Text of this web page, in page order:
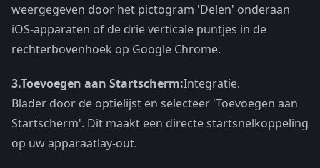
weergegeven door het pictogram 'Delen' onderaan
iOS-apparaten of de drie verticale puntjes in de
rechterbovenhoek op Google Chrome.
3.Toevoegen aan Startscherm:Integratie.
Blader door de optielijst en selecteer 'Toevoegen aan
Startscherm'. Dit maakt een directe startsnelkoppeling
op uw apparaatlay-out.